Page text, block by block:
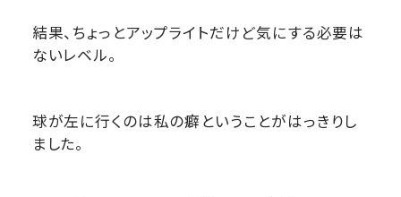
結果、ちょっとアップライトだけど気にする必要は
ないレベル。
球が左に行くのは私の癖ということがはっきりし
ました。